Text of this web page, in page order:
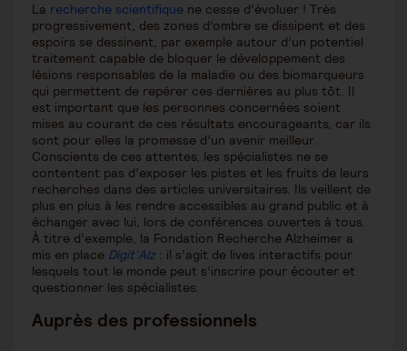
La recherche scientifique ne cesse d’évoluer ! Très
progressivement, des zones d’ombre se dissipent et des
espoirs se dessinent, par exemple autour d’un potentiel
traitement capable de bloquer le développement des
lésions responsables de la maladie ou des biomarqueurs
qui permettent de repérer ces dernières au plus tôt. Il
est important que les personnes concernées soient
mises au courant de ces résultats encourageants, car ils
sont pour elles la promesse d’un avenir meilleur.
Conscients de ces attentes, les spécialistes ne se
contentent pas d’exposer les pistes et les fruits de leurs
recherches dans des articles universitaires. Ils veillent de
plus en plus à les rendre accessibles au grand public et à
échanger avec lui, lors de conférences ouvertes à tous.
À titre d’exemple, la Fondation Recherche Alzheimer a
mis en place Digit’Alz: il s’agit de lives interactifs pour
lesquels tout le monde peut s’inscrire pour écouter et
questionner les spécialistes.
Auprès des professionnels